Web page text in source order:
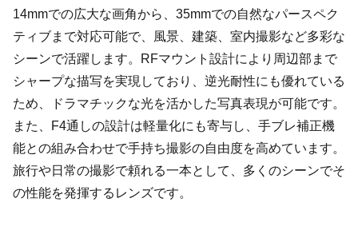
14mmでの広大な画角から、35mmでの自然なパースペク
ティブまで対応可能で、風景、建築、室内撮影など多彩な
シーンで活躍します。RFマウント設計により周辺部まで
シャープな描写を実現しており、逆光耐性にも優れている
ため、ドラマチックな光を活かした写真表現が可能です。
また、F4通しの設計は軽量化にも寄与し、手ブレ補正機
能との組み合わせで手持ち撮影の自由度を高めています。
旅行や日常の撮影で頼れる一本として、多くのシーンでそ
の性能を発揮するレンズです。